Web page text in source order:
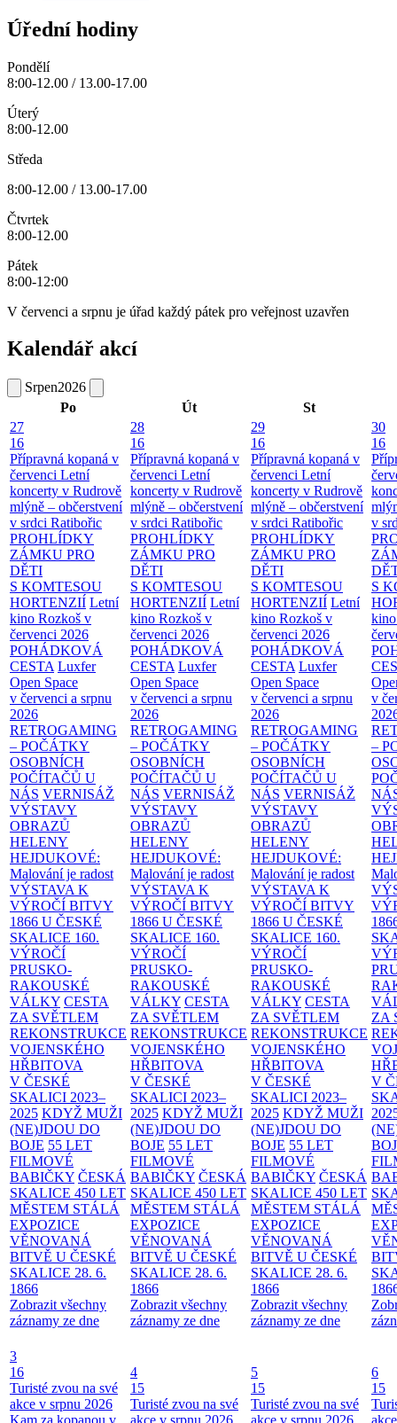
Úřední hodiny
Pondělí
8:00-12.00 / 13.00-17.00
Úterý
8:00-12.00
Středa
8:00-12.00 / 13.00-17.00
Čtvrtek
8:00-12.00
Pátek
8:00-12:00
V červenci a srpnu je úřad každý pátek pro veřejnost uzavřen
Kalendář akcí
Srpen2026
Po
Út
St
27
16
Přípravná kopaná v
červenci Letní
koncerty v Rudrově
mlýně – občerstvení
v srdci Ratibořic
PROHLÍDKY
ZÁMKU PRO
DĚTI
S KOMTESOU
HORTENZIÍ Letní
kino Rozkoš v
červenci 2026
POHÁDKOVÁ
CESTA Luxfer
Open Space
v červenci a srpnu
2026
RETROGAMING
– POČÁTKY
OSOBNÍCH
POČÍTAČŮ U
NÁS VERNISÁŽ
VÝSTAVY
OBRAZŮ
HELENY
HEJDUKOVÉ:
Malování je radost
VÝSTAVA K
VÝROČÍ BITVY
1866 U ČESKÉ
SKALICE 160.
VÝROČÍ
PRUSKO-
RAKOUSKÉ
VÁLKY CESTA
ZA SVĚTLEM
REKONSTRUKCE
VOJENSKÉHO
HŘBITOVA
V ČESKÉ
SKALICI 2023–
2025 KDYŽ MUŽI
(NE)JDOU DO
BOJE 55 LET
FILMOVÉ
BABIČKY ČESKÁ
SKALICE 450 LET
MĚSTEM STÁLÁ
EXPOZICE
VĚNOVANÁ
BITVĚ U ČESKÉ
SKALICE 28. 6.
1866
Zobrazit všechny
záznamy ze dne
28
16
Přípravná kopaná v
červenci Letní
koncerty v Rudrově
mlýně – občerstvení
v srdci Ratibořic
PROHLÍDKY
ZÁMKU PRO
DĚTI
S KOMTESOU
HORTENZIÍ Letní
kino Rozkoš v
červenci 2026
POHÁDKOVÁ
CESTA Luxfer
Open Space
v červenci a srpnu
2026
RETROGAMING
– POČÁTKY
OSOBNÍCH
POČÍTAČŮ U
NÁS VERNISÁŽ
VÝSTAVY
OBRAZŮ
HELENY
HEJDUKOVÉ:
Malování je radost
VÝSTAVA K
VÝROČÍ BITVY
1866 U ČESKÉ
SKALICE 160.
VÝROČÍ
PRUSKO-
RAKOUSKÉ
VÁLKY CESTA
ZA SVĚTLEM
REKONSTRUKCE
VOJENSKÉHO
HŘBITOVA
V ČESKÉ
SKALICI 2023–
2025 KDYŽ MUŽI
(NE)JDOU DO
BOJE 55 LET
FILMOVÉ
BABIČKY ČESKÁ
SKALICE 450 LET
MĚSTEM STÁLÁ
EXPOZICE
VĚNOVANÁ
BITVĚ U ČESKÉ
SKALICE 28. 6.
1866
Zobrazit všechny
záznamy ze dne
29
16
Přípravná kopaná v
červenci Letní
koncerty v Rudrově
mlýně – občerstvení
v srdci Ratibořic
PROHLÍDKY
ZÁMKU PRO
DĚTI
S KOMTESOU
HORTENZIÍ Letní
kino Rozkoš v
červenci 2026
POHÁDKOVÁ
CESTA Luxfer
Open Space
v červenci a srpnu
2026
RETROGAMING
– POČÁTKY
OSOBNÍCH
POČÍTAČŮ U
NÁS VERNISÁŽ
VÝSTAVY
OBRAZŮ
HELENY
HEJDUKOVÉ:
Malování je radost
VÝSTAVA K
VÝROČÍ BITVY
1866 U ČESKÉ
SKALICE 160.
VÝROČÍ
PRUSKO-
RAKOUSKÉ
VÁLKY CESTA
ZA SVĚTLEM
REKONSTRUKCE
VOJENSKÉHO
HŘBITOVA
V ČESKÉ
SKALICI 2023–
2025 KDYŽ MUŽI
(NE)JDOU DO
BOJE 55 LET
FILMOVÉ
BABIČKY ČESKÁ
SKALICE 450 LET
MĚSTEM STÁLÁ
EXPOZICE
VĚNOVANÁ
BITVĚ U ČESKÉ
SKALICE 28. 6.
1866
Zobrazit všechny
záznamy ze dne
30
16
v
S
v
–
ZA
V
3
16
Turisté zvou na své
akce v srpnu 2026
4
15
Turisté zvou na své
5
15
Turisté zvou na své
6
15